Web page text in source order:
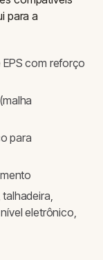
para a
EPS com reforço
para
eletrônico,